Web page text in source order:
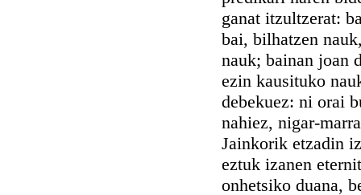
ganat itzultzerat:
bai, bilhatzen
nauk; bainan joan
ezin kausituko
debekuez: ni orai
nahiez, nigar-
Jainkorik etzadin
eztuk izanen
onhetsiko duana,